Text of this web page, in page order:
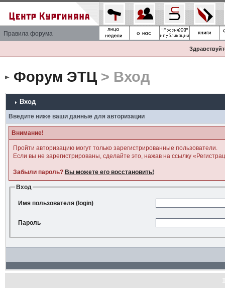
Правила форума
Форум ЭТЦ> Вход
Вход
Введите ниже ваши данные для авторизации
Внимание!
Пройти авторизацию могут только зарегистрированные пользователи.
Если вы не зарегистрированы, сделайте это, нажав на ссылку
Забыли пароль? Вы можете его восстановить!
Вход
Имя пользователя (login)
Пароль